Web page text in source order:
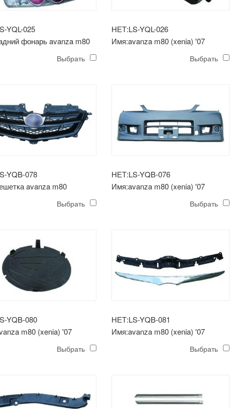
YQL-025
фонарь avanza m80
Выбрать
НЕТ:LS-YQL-026
Имя:avanza m80 (xenia) '07
Выбрать
YQB-078
avanza m80
Выбрать
НЕТ:LS-YQB-076
Имя:avanza m80 (xenia) '07
Выбрать
YQB-080
m80 (xenia) '07
Выбрать
НЕТ:LS-YQB-081
Имя:avanza m80 (xenia) '07
Выбрать